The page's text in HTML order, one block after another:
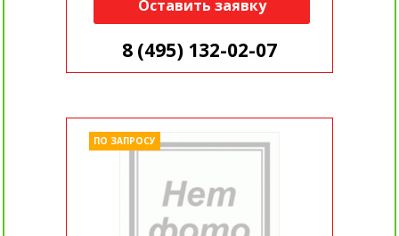
Оставить заявку
8 (495) 132-02-07
ПО ЗАПРОСУ